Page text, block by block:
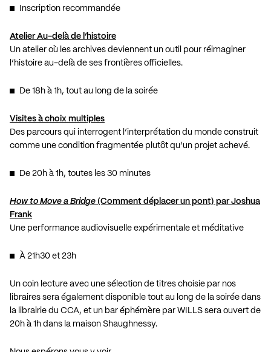
Inscription recommandée
Atelier Au-delà de l’histoire
Un atelier où les archives deviennent un outil pour réimaginer
l’histoire au-delà de ses frontières officielles.
De 18h à 1h, tout au long de la soirée
Visites à choix multiples
Des parcours qui interrogent l’interprétation du monde construit
comme une condition fragmentée plutôt qu’un projet achevé.
De 20h à 1h, toutes les 30 minutes
How to Move a Bridge (Comment déplacer un pont) par Joshua
Frank
Une performance audiovisuelle expérimentale et méditative
À 21h30 et 23h
Un coin lecture avec une sélection de titres choisie par nos
libraires sera également disponible tout au long de la soirée dans
la librairie du CCA, et un bar éphémère par WILLS sera ouvert de
20h à 1h dans la maison Shaughnessy.